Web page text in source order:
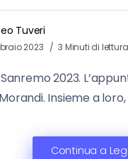
Tuveri
2023 3 Minuti di lettura
2023.
Insieme a
Continua a